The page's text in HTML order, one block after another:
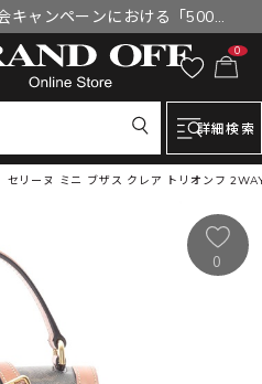
キャンペーンにおける「500円
漏れと補填について
0
詳細検索
セリーヌ ミニ ブザス クレア トリオンフ
0